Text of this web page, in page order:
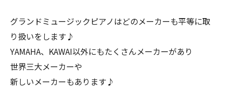
グランドミュージックピアノはどのメーカーも平等に取
り扱いをします♪
YAMAHA、KAWAI以外にもたくさんメーカーがあり
世界三大メーカーや
新しいメーカーもあります♪